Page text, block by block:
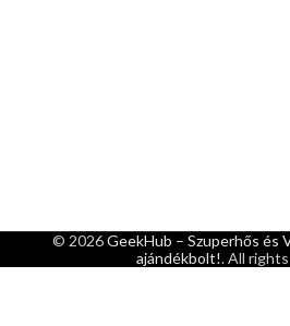
© 2026GeekHub – Szuperhős és
ajándékbolt!. All